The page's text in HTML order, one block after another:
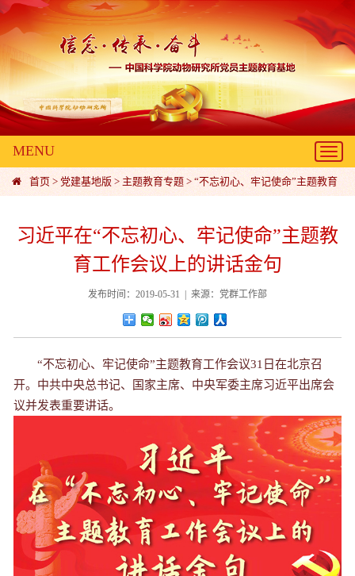
MENU
首页 > 党建基地版 > 主题教育专题 > “不忘初心、牢记使命”主题教育
习近平在“不忘初心、牢记使命”主题教
育工作会议上的讲话金句
发布时间：2019-05-31 | 来源：党群工作部
“不忘初心、牢记使命”主题教育工作会议31日在北京召
开。中共中央总书记、国家主席、中央军委主席习近平出席会
议并发表重要讲话。